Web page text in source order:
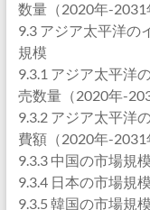
数量（2020年-2031
9.3 アジア太平洋の
規模
9.3.1 アジア太平洋
売数量（2020年-
9.3.2 アジア太平洋
費額（2020年-2031
9.3.3 中国の市場規
9.3.4 日本の市場規
9.3.5 韓国の市場規